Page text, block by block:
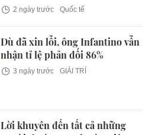
2 ngày trước Quốc tế
Dù đã xin lỗi, ông Infantino vẫn
nhận tỉ lệ phản đối 86%
3 ngày trước GIẢI TRÍ
Lời khuyên đến tất cả những